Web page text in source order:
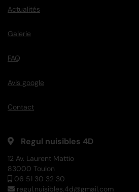
Actualités
Galerie
FAQ
Avis google
Contact
Regul nuisibles 4D
12 Av. Laurent Mattio
83000 Toulon
06 51 30 32 30
regul.nuisibles.4d@gmail.com